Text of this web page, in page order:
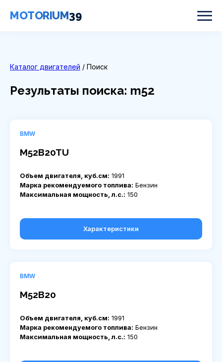
MOTORIUM39
Каталог двигателей / Поиск
Результаты поиска: m52
BMW
M52B20TU
Объем двигателя, куб.см: 1991
Марка рекомендуемого топлива: Бензин
Максимальная мощность, л.с.: 150
Характеристики
BMW
M52B20
Объем двигателя, куб.см: 1991
Марка рекомендуемого топлива: Бензин
Максимальная мощность, л.с.: 150